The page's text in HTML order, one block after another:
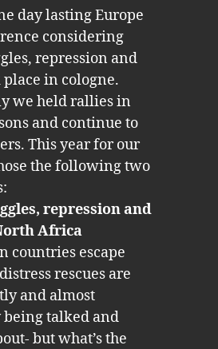
day lasting Europe
considering
repression and
in cologne.
we held rallies in
and continue to
This year for our
the following two
repression and
Africa
countries escape
rescues are
and almost
talked and
but what’s the